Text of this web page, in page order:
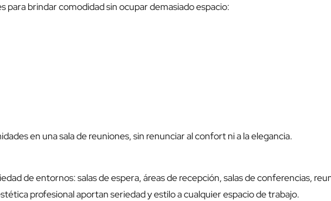
para brindar comodidad sin ocupar demasiado espacio:
en una sala de reuniones, sin renunciar al confort ni a la elegancia.
de entornos: salas de espera, áreas de recepción, salas de conferencias,
profesional aportan seriedad y estilo a cualquier espacio de trabajo.